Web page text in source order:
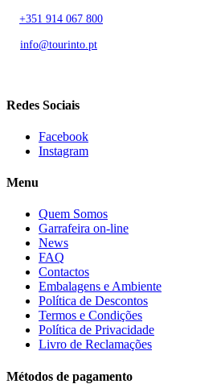
+351 914 067 800
info@tourinto.pt
Redes Sociais
Facebook
Instagram
Menu
Quem Somos
Garrafeira on-line
News
FAQ
Contactos
Embalagens e Ambiente
Política de Descontos
Termos e Condições
Política de Privacidade
Livro de Reclamações
Métodos de pagamento